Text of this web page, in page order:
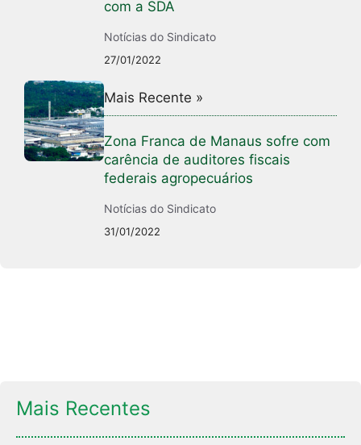
com a SDA
Notícias do Sindicato
27/01/2022
Mais Recente »
Zona Franca de Manaus sofre com
carência de auditores fiscais
federais agropecuários
Notícias do Sindicato
31/01/2022
Mais Recentes